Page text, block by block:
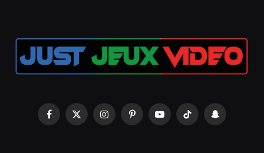
Facebook
X
InstagramPinterestYouTubeTikTok Snapchat